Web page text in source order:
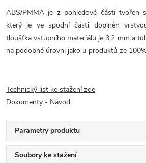
ABS/PMMA je z pohledové části tvořen
který je ve spodní části doplněn
tloušťka vstupního materiálu je 3,2 mm a
na podobné úrovni jako u produktů ze
Technický list ke stažení zde
Dokumenty - Návod
Parametry produktu
Soubory ke stažení